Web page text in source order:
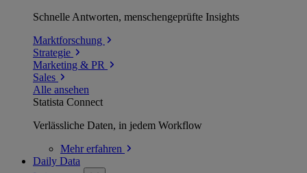
Schnelle Antworten, menschengeprüfte Insights
Marktforschung
Strategie
Marketing & PR
Sales
Alle ansehen
Statista Connect
Verlässliche Daten, in jedem Workflow
Mehrerfahren
Daily Data